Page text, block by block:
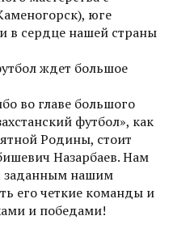
юге
в сердце нашей страны
ждет большое
во главе большого
футбол», как
Родины, стоит
Назарбаев. Нам
заданным нашим
его четкие команды и
и победами!